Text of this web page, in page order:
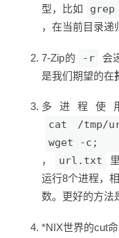
型，比如
，在当前目录递
7-Zip的 -r
会
是我们期望的在
多进程使
cat /
wget -c;
， url.txt
运行8个进程，
数。更好的方法
*NIX世界的cut